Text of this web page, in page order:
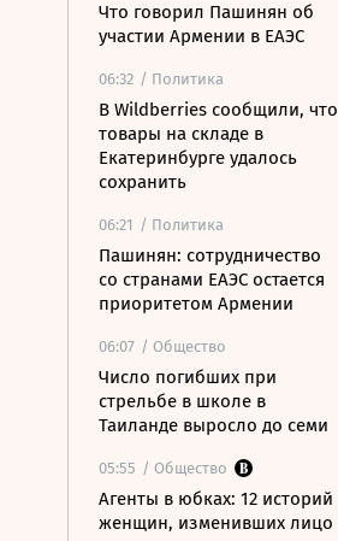
Что говорил Пашинян об
участии Армении в ЕАЭС
06:32 / Политика
В Wildberries сообщили, что
товары на складе в
Екатеринбурге удалось
сохранить
06:21 / Политика
Пашинян: сотрудничество
со странами ЕАЭС остается
приоритетом Армении
06:07 / Общество
Число погибших при
стрельбе в школе в
Таиланде выросло до семи
05:55 / Общество
Агенты в юбках: 12 историй
женщин, изменивших лицо